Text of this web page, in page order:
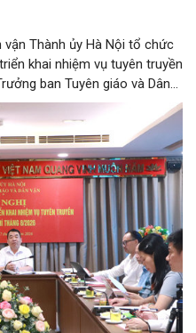
vận Thành ủy Hà Nội tổ chức
khai nhiệm vụ tuyên truyền
ban Tuyên giáo và Dân
trì hội nghị.